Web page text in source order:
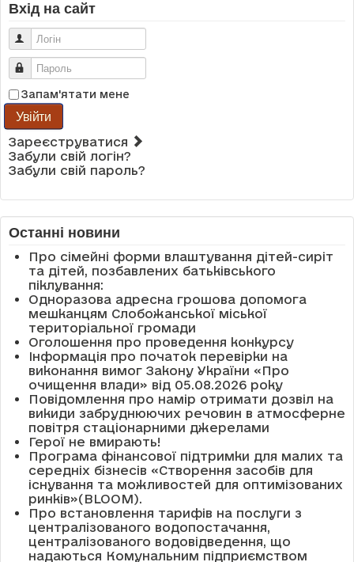
Вхід на сайт
Логін
Пароль
Запам'ятати мене
Увійти
Зареєструватися
Забули свій логін?
Забули свій пароль?
Останні новини
Про сімейні форми влаштування дітей-сиріт
та дітей, позбавлених батьківського
піклування:
Одноразова адресна грошова допомога
мешканцям Слобожанської міської
територіальної громади
Оголошення про проведення конкурсу
Інформація про початок перевірки на
виконання вимог Закону України «Про
очищення влади» від 05.08.2026 року
Повідомлення про намір отримати дозвіл на
викиди забруднюючих речовин в атмосферне
повітря стаціонарними джерелами
Герої не вмирають!
Програма фінансової підтримки для малих та
середніх бізнесів «Створення засобів для
існування та можливостей для оптимізованих
ринків»(BLOOM).
Про встановлення тарифів на послуги з
централізованого водопостачання,
централізованого водовідведення, що
надаються Комунальним підприємством